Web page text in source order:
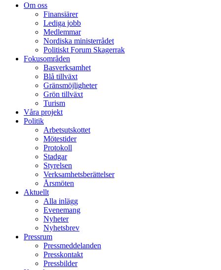
Om oss
Finansiärer
Lediga jobb
Medlemmar
Nordiska ministerrådet
Politiskt Forum Skagerrak
Fokusområden
Basverksamhet
Blå tillväxt
Gränsmöjligheter
Grön tillväxt
Turism
Våra projekt
Politik
Arbetsutskottet
Mötestider
Protokoll
Stadgar
Styrelsen
Verksamhetsberättelser
Årsmöten
Aktuellt
Alla inlägg
Evenemang
Nyheter
Nyhetsbrev
Pressrum
Pressmeddelanden
Presskontakt
Pressbilder